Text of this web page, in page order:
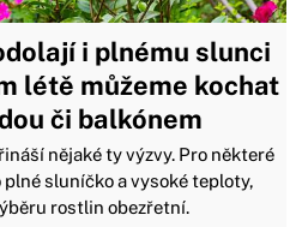
i plnému slunci
létě můžeme kochat
či balkónem
nějaké ty výzvy. Pro některé
sluníčko a vysoké teploty,
rostlin obezřetní.